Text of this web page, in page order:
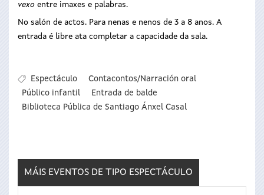
vexo entre imaxes e palabras.
No salón de actos. Para nenas e nenos de 3 a 8 anos. A
entrada é libre ata completar a capacidade da sala.
Espectáculo
Contacontos/Narración oral
Público infantil
Entrada de balde
Biblioteca Pública de Santiago Ánxel Casal
MÁIS EVENTOS DE TIPO ESPECTÁCULO